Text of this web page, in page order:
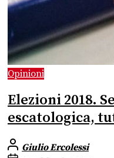
Opinioni
Elezioni 2018.
escatologica,
Giulio Ercolessi